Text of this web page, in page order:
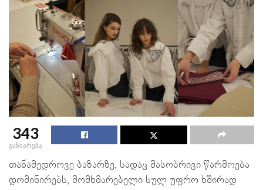
343
გაზიარება
თანამედროვე ბაზარზე, სადაც მასობრივი წარმოება
დომინირებს, მომხმარებელი სულ უფრო ხშირად